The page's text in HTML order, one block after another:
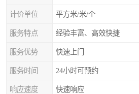
计价单位 平方米/米/个
服务特点 经验丰富、高效快捷
服务优势 快速上门
服务时间 24小时可预约
响应速度 快速响应